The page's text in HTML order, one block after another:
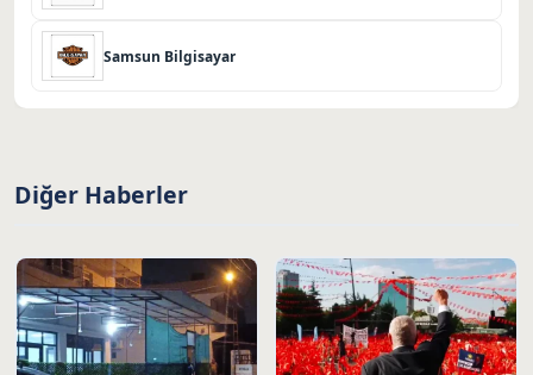
Samsun Bilgisayar
Diğer Haberler